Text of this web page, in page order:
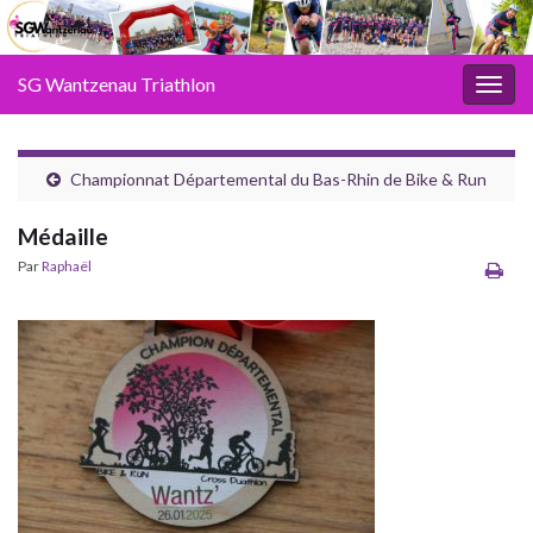
SG Wantzenau Triathlon
Championnat Départemental du Bas-Rhin de Bike & Run
Médaille
ParRaphaël